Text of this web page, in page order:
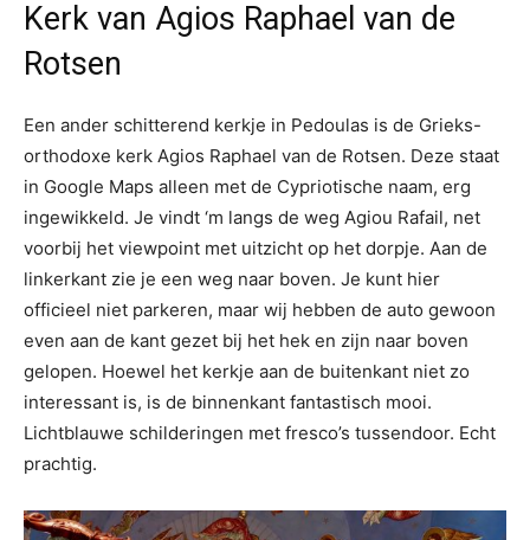
Kerk van Agios Raphael van de
Rotsen
Een ander schitterend kerkje in Pedoulas is de Grieks-
orthodoxe kerk Agios Raphael van de Rotsen. Deze staat
in Google Maps alleen met de Cypriotische naam, erg
ingewikkeld. Je vindt ‘m langs de weg Agiou Rafail, net
voorbij het viewpoint met uitzicht op het dorpje. Aan de
linkerkant zie je een weg naar boven. Je kunt hier
officieel niet parkeren, maar wij hebben de auto gewoon
even aan de kant gezet bij het hek en zijn naar boven
gelopen. Hoewel het kerkje aan de buitenkant niet zo
interessant is, is de binnenkant fantastisch mooi.
Lichtblauwe schilderingen met fresco’s tussendoor. Echt
prachtig.